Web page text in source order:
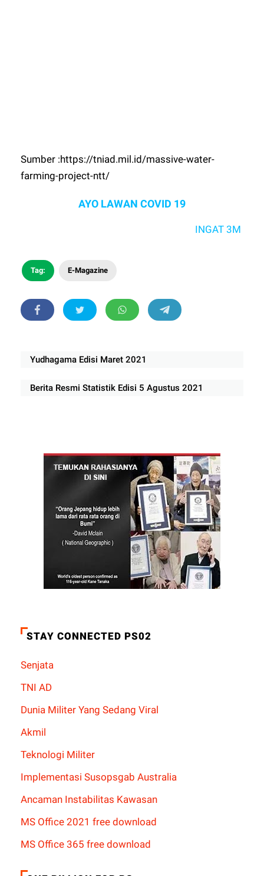
Sumber :https://tniad.mil.id/massive-water-
farming-project-ntt/
AYO LAWAN COVID 19
INGAT 3M YA ..!
Tag: E-Magazine
Yudhagama Edisi Maret 2021
Berita Resmi Statistik Edisi 5 Agustus 2021
STAY CONNECTED PS02
Senjata
TNI AD
Dunia Militer Yang Sedang Viral
Akmil
Teknologi Militer
Implementasi Susopsgab Australia
Ancaman Instabilitas Kawasan
MS Office 2021 free download
MS Office 365 free download